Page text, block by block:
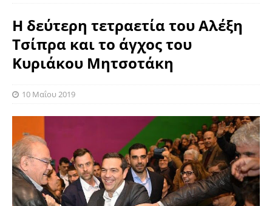
Η δεύτερη τετραετία του Αλέξη
Τσίπρα και το άγχος του
Κυριάκου Μητσοτάκη
10 Μαΐου 2019